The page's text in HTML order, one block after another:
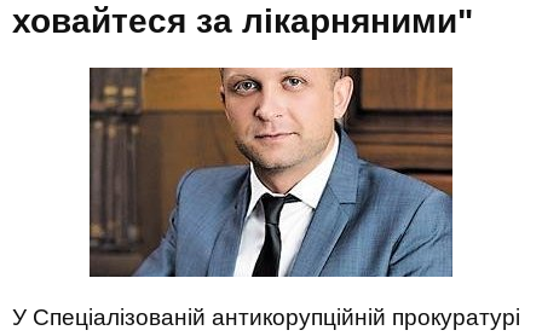
ховайтеся за лікарняними"
У Спеціалізованій антикорупційній прокуратурі